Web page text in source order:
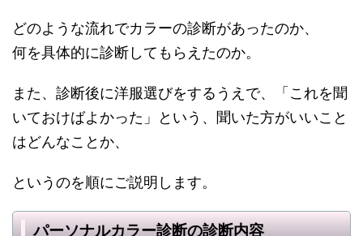
どのような流れでカラーの診断があったのか、
何を具体的に診断してもらえたのか。
また、診断後に洋服選びをするうえで、「これを聞
いておけばよかった」という、聞いた方がいいこと
はどんなことか、
というのを順にご説明します。
パーソナルカラー診断の診断内容